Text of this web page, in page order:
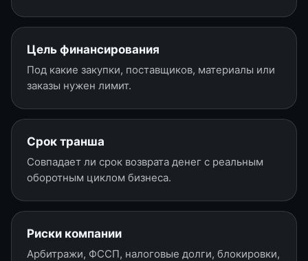
Цель финансирования
Под какие закупки, поставщиков, материалы или
заказы нужен лимит.
Срок транша
Совпадает ли срок возврата денег с реальным
оборотным циклом бизнеса.
Риски компании
Арбитражи, ФССП, налоговые долги, блокировки,